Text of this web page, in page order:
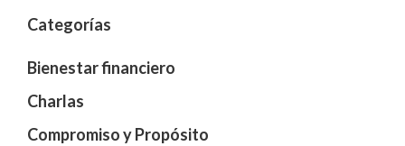
Categorías
Bienestar financiero
Charlas
Compromiso y Propósito